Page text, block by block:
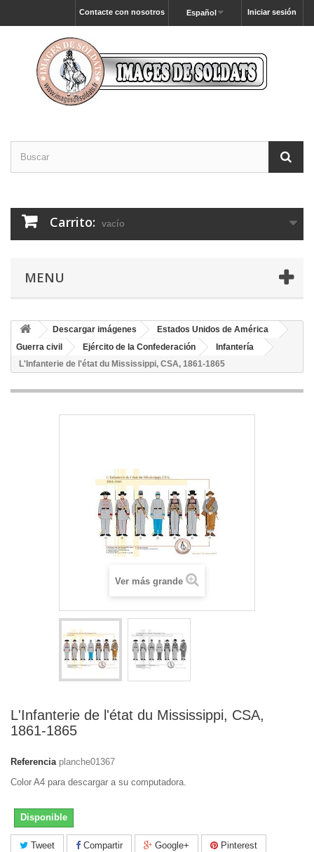
Iniciar sesión
Español
Contacte con nosotros
Carrito: vacío
MENU
Descargar imágenes
Estados Unidos de América
Guerra civil
Ejército de la Confederación
Infantería
L'Infanterie de l'état du Mississippi, CSA, 1861-1865
Ver más grande
L'Infanterie de l'état du Mississippi, CSA,
1861-1865
Referencia planche01367
Color A4 para descargar a su computadora.
Disponible
Tweet Compartir Google+ Pinterest